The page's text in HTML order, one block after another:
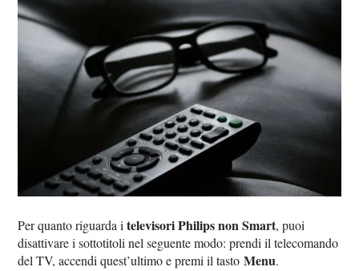
Per quanto riguarda itelevisori Philips non Smart, puoi
disattivare i sottotitoli nel seguente modo: prendi il telecomando
del TV, accendi quest’ultimo e premi il tastoMenu.